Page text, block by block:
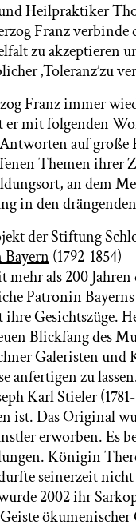
Heilpraktiker
Franz verbinde
zu akzeptieren
‚Toleranz’zu
Franz immer
mit folgenden
auf große
Themen ihrer
an dem
in den
der Stiftung
(1792-1854)
als 200
Patronin
Gesichtszüge.
Blickfang des
Galeristen
anfertigen zu
Karl Stieler
ist. Das Original
erworben. Es
Königin
seinerzeit
2002 ihr
ökumenischer